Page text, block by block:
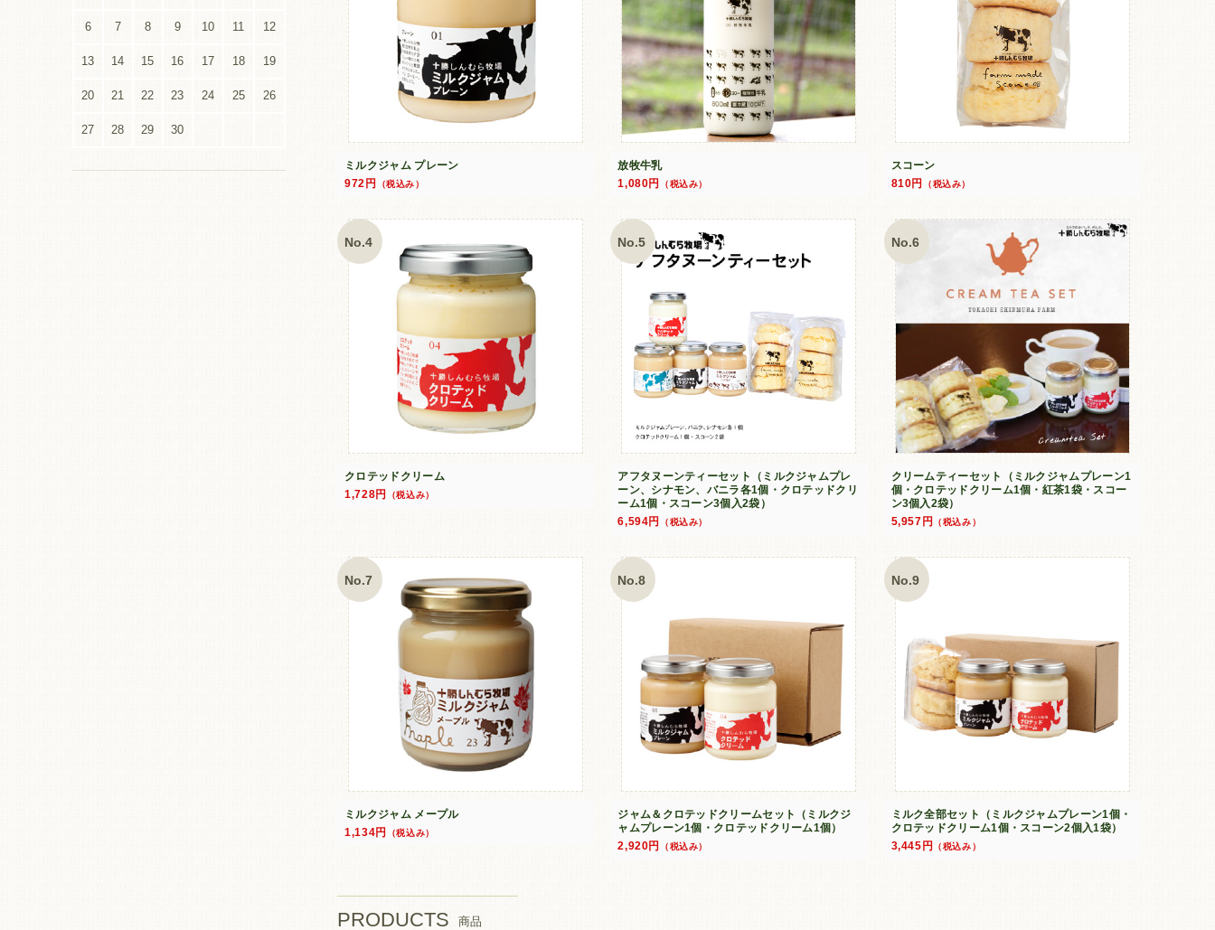
ミルクジャム プレーン
972円
（税込み）
放牧牛乳
1,080円
（税込み）
スコーン
810円
（税込み）
No.4
クロテッドクリーム
1,728円
（税込み）
No.5
アフタヌーンティーセット（ミルクジャムプレ
ーン、シナモン、バニラ各1個・クロテッドクリ
ーム1個・スコーン3個入2袋）
6,594円
（税込み）
No.6
クリームティーセット（ミルクジャムプレーン1
個・クロテッドクリーム1個・紅茶1袋・スコー
ン3個入2袋）
5,957円
（税込み）
No.7
ミルクジャム メープル
1,134円
（税込み）
No.8
ジャム＆クロテッドクリームセット（ミルクジ
ャムプレーン1個・クロテッドクリーム1個）
2,920円
（税込み）
No.9
ミルク全部セット（ミルクジャムプレーン1個・
クロテッドクリーム1個・スコーン2個入1袋）
3,445円
（税込み）
PRODUCTS 商品
6 7 8 9 10 11 12
13 14 15 16 17 18 19
20 21 22 23 24 25 26
27 28 29 30